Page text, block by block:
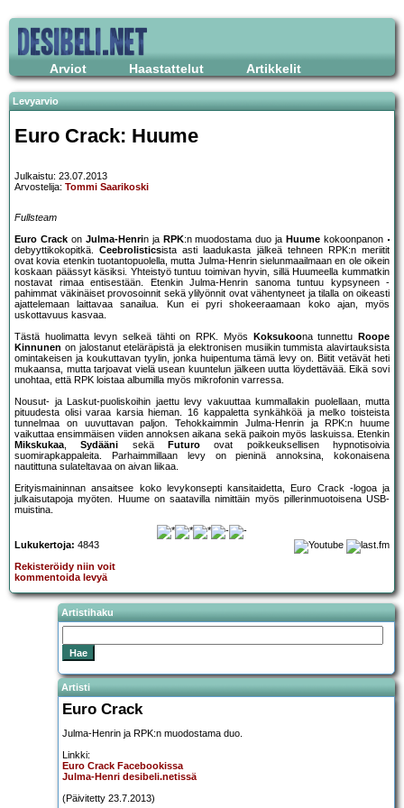
Arviot Haastattelut Artikkelit
Levyarvio
Euro Crack: Huume
Julkaistu: 23.07.2013
Arvostelija: Tommi Saarikoski
Fullsteam
Euro Crackon Julma-Henrin ja RPK:n muodostama duo ja Huume kokoonpanon
debyyttikokopitkä.Ceebrolisticsista asti laadukasta jälkeä tehneen RPK:n meriitit
ovat kovia etenkin tuotantopuolella, mutta Julma-Henrin sielunmaailmaan en ole oikein
koskaan päässyt käsiksi. Yhteistyö tuntuu toimivan hyvin, sillä Huumeella kummatkin
nostavat rimaa entisestään. Etenkin Julma-Henrin sanoma tuntuu kypsyneen -
pahimmat väkinäiset provosoinnit sekä ylilyönnit ovat vähentyneet ja tilalla on oikeasti
ajattelemaan laittavaa sanailua. Kun ei pyri shokeeraamaan koko ajan, myös
uskottavuus kasvaa.
Tästä huolimatta levyn selkeä tähti on RPK. Myös
Koksukoona tunnettu
Roope
Kinnunen on jalostanut eteläräpistä ja elektronisen musiikin tummista alavirtauksista
omintakeisen ja koukuttavan tyylin, jonka huipentuma tämä levy on. Biitit vetävät heti
mukaansa, mutta tarjoavat vielä usean kuuntelun jälkeen uutta löydettävää. Eikä sovi
unohtaa, että RPK loistaa albumilla myös mikrofonin varressa.
Nousut- ja Laskut-puoliskoihin jaettu levy vakuuttaa kummallakin puolellaan, mutta
pituudesta olisi varaa karsia hieman. 16 kappaletta synkähköä ja melko toisteista
tunnelmaa on uuvuttavan paljon. Tehokkaimmin Julma-Henrin ja RPK:n huume
vaikuttaa ensimmäisen viiden annoksen aikana sekä paikoin myös laskuissa. Etenkin
Mikskukaa,Sydääni sekä Futuro ovat poikkeuksellisen hypnotisoivia
suomirapkappaleita. Parhaimmillaan levy on pieninä annoksina, kokonaisena
nautittuna sulateltavaa on aivan liikaa.
Erityismaininnan ansaitsee koko levykonsepti kansitaidetta, Euro Crack -logoa ja
julkaisutapoja myöten. Huume on saatavilla nimittäin myös pillerinmuotoisena USB-
muistina.
Lukukertoja: 4843
Rekisteröidy niin voit
kommentoida levyä
Artistihaku
Artisti
Euro Crack
Julma-Henrin ja RPK:n muodostama duo.
Linkki:
Euro Crack Facebookissa
Julma-Henri desibeli.netissä
(Päivitetty 23.7.2013)